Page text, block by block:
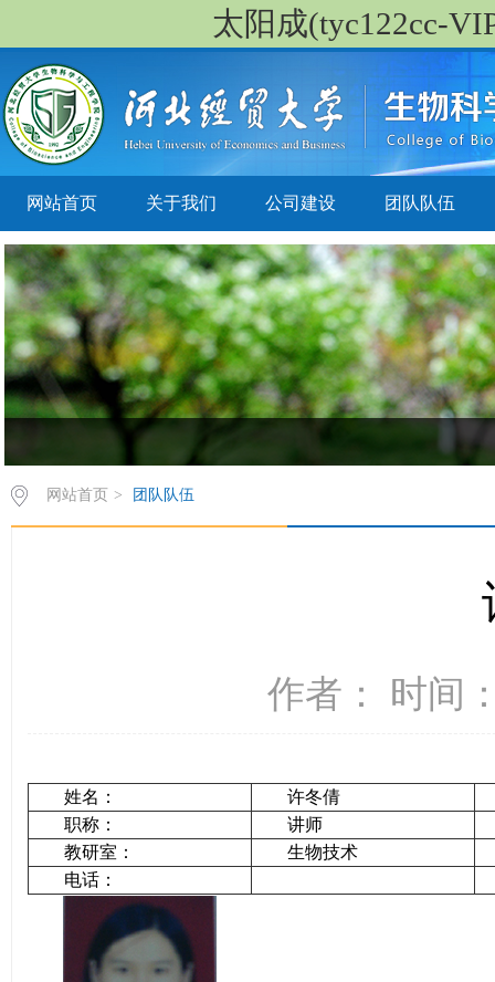
太阳成(tyc122cc-
网站首页 关于我们 公司建设 团队队伍
网站首页 > 团队队伍
作者： 时间
姓名：
许冬倩
职称：
讲师
教研室：
生物技术
电话：